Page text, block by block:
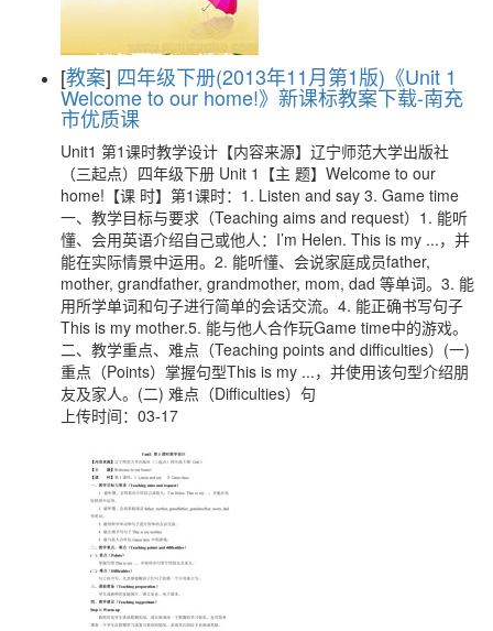
[教案] 四年级下册(2013年11月第1版)《Unit 1
Welcome to our home!》新课标教案下载-南充
市优质课
Unit1 第1课时教学设计【内容来源】辽宁师范大学出版社
（三起点）四年级下册 Unit 1【主 题】Welcome to our
home!【课 时】第1课时：1. Listen and say 3. Game time
一、教学目标与要求（Teaching aims and request）1. 能听
懂、会用英语介绍自己或他人：I’m Helen. This is my ...，并
能在实际情景中运用。2. 能听懂、会说家庭成员father,
mother, grandfather, grandmother, mom, dad 等单词。3. 能
用所学单词和句子进行简单的会话交流。4. 能正确书写句子
This is my mother.5. 能与他人合作玩Game time中的游戏。
二、教学重点、难点（Teaching points and difficulties）(一)
重点（Points）掌握句型This is my ...，并使用该句型介绍朋
友及家人。(二) 难点（Difficulties）句
上传时间：03-17